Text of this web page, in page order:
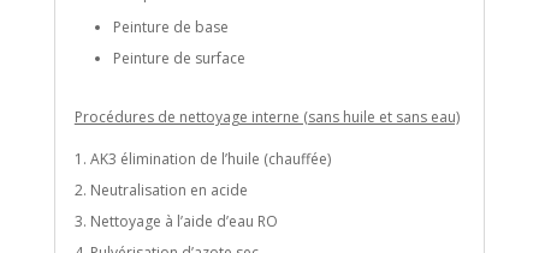
Peinture de base
Peinture de surface
Procédures de nettoyage interne (sans huile et sans eau)
AK3 élimination de l’huile (chauffée)
Neutralisation en acide
Nettoyage à l’aide d’eau RO